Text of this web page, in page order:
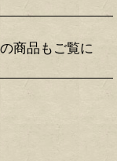
商品もご覧に